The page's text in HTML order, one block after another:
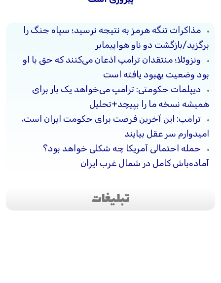
مذاکرات تنگه هرمز به نتیجه نرسید؛ سپاه جنگ را
برگزید/بازگشت دو ناو هواپیمابر
ونزوئلا؛ منتقدان ترامپ اذعان می‌کنند که حق با او
بود وضعیت بهبود یافته است
دیپلمات حکومتی: ترامپ می‌خواهد یک بار برای
همیشه نسخه ما را بپیچد+تحلیل
ترامپ: این آخرین فرصت برای حکومت ایران است،
امیدوارم سر عقل بیایند
حمله احتمالی آمریکا چه شکلی خواهد بود؟
آماده‌باش کامل در شمال غرب ایران
تبلیغات